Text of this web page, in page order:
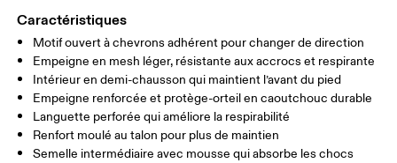
Caractéristiques
Motif ouvert à chevrons adhérent pour changer de direction
Empeigne en mesh léger, résistante aux accrocs et respirante
Intérieur en demi-chausson qui maintient l’avant du pied
Empeigne renforcée et protège-orteil en caoutchouc durable
Languette perforée qui améliore la respirabilité
Renfort moulé au talon pour plus de maintien
Semelle intermédiaire avec mousse qui absorbe les chocs